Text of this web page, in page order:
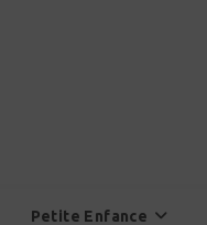
Petite Enfance